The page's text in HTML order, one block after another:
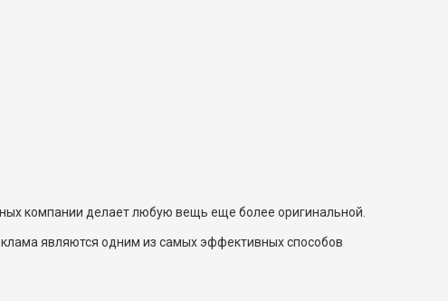
компании делает любую вещь еще более оригинальной.
являются одним из самых эффективных способов